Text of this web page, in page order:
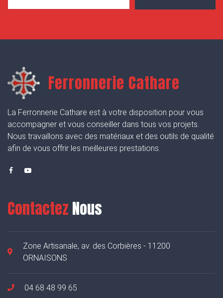
Ferronnerie Cathare
La Ferronnerie Cathare est à votre disposition pour vous
accompagner et vous conseiller dans tous vos projets.
Nous travaillons avec des matériaux et des outils de qualité
afin de vous offrir les meilleures prestations.
Contactez Nous
Zone Artisanale, av. des Corbières - 11200
ORNAISONS
04 68 48 99 65